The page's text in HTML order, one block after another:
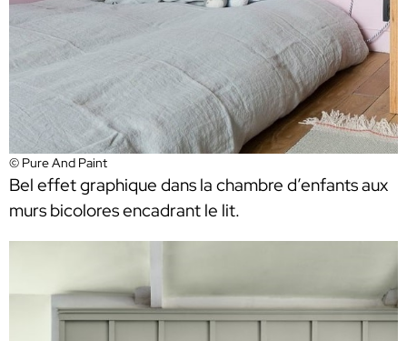
© Pure And Paint
Bel effet graphique dans la chambre d’enfants aux
murs bicolores encadrant le lit.